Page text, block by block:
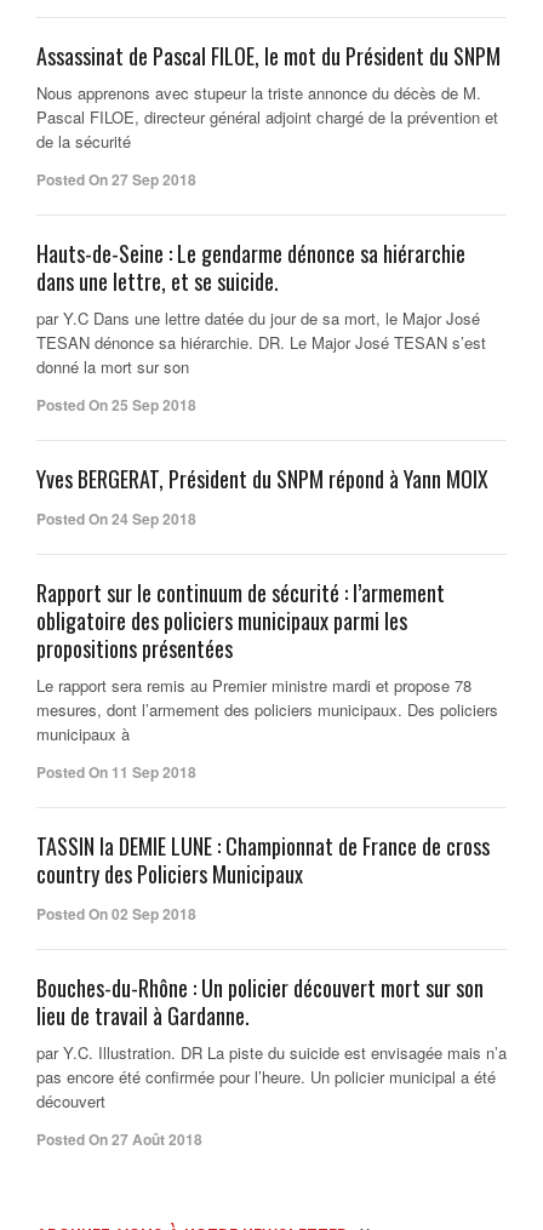
Assassinat de Pascal FILOE, le mot du Président du SNPM
Nous apprenons avec stupeur la triste annonce du décès de M.
Pascal FILOE, directeur général adjoint chargé de la prévention et
de la sécurité
Posted On 27 Sep 2018
Hauts-de-Seine : Le gendarme dénonce sa hiérarchie
dans une lettre, et se suicide.
par Y.C Dans une lettre datée du jour de sa mort, le Major José
TESAN dénonce sa hiérarchie. DR. Le Major José TESAN s’est
donné la mort sur son
Posted On 25 Sep 2018
Yves BERGERAT, Président du SNPM répond à Yann MOIX
Posted On 24 Sep 2018
Rapport sur le continuum de sécurité : l’armement
obligatoire des policiers municipaux parmi les
propositions présentées
Le rapport sera remis au Premier ministre mardi et propose 78
mesures, dont l’armement des policiers municipaux. Des policiers
municipaux à
Posted On 11 Sep 2018
TASSIN la DEMIE LUNE : Championnat de France de cross
country des Policiers Municipaux
Posted On 02 Sep 2018
Bouches-du-Rhône : Un policier découvert mort sur son
lieu de travail à Gardanne.
par Y.C. Illustration. DR La piste du suicide est envisagée mais n’a
pas encore été confirmée pour l’heure. Un policier municipal a été
découvert
Posted On 27 Août 2018